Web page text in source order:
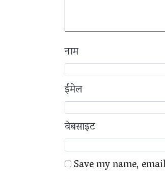
नाम
ईमेल
वेबसाइट
Save my name,